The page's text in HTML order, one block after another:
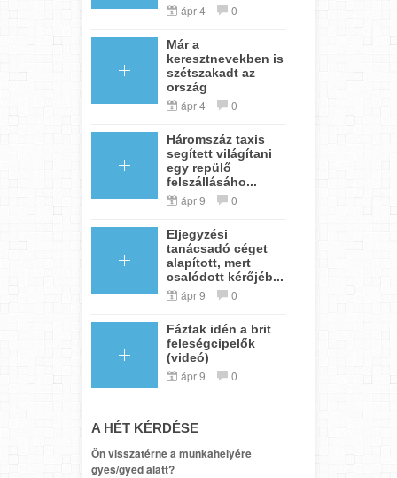
ápr 4 0
Már a
keresztnevekben is
szétszakadt az
ország
ápr 4 0
Háromszáz taxis
segített világítani
egy repülő
felszállásáho...
ápr 9 0
Eljegyzési
tanácsadó céget
alapított, mert
csalódott kérőjéb...
ápr 9 0
Fáztak idén a brit
feleségcipelők
(videó)
ápr 9 0
A HÉT KÉRDÉSE
Ön visszatérne a munkahelyére
gyes/gyed alatt?